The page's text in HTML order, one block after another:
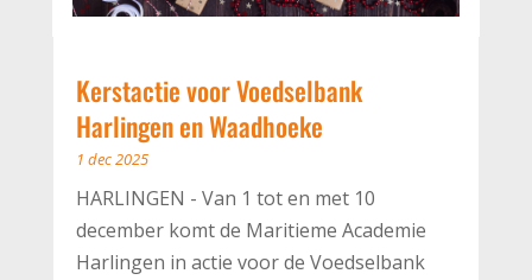
Kerstactie voor Voedselbank
Harlingen en Waadhoeke
1 dec 2025
HARLINGEN - Van 1 tot en met 10
december komt de Maritieme Academie
Harlingen in actie voor de Voedselbank